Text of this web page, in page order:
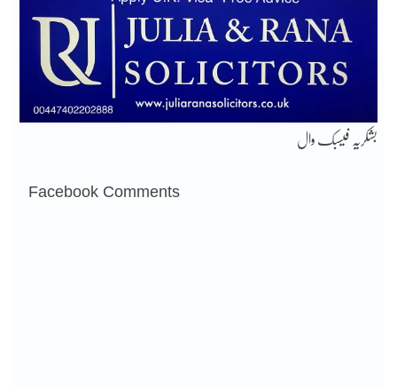
بشکریہ فیسبک وال
Facebook Comments